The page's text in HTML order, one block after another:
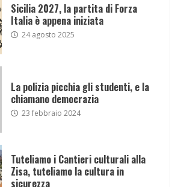
Sicilia 2027, la partita di Forza
Italia è appena iniziata
24 agosto 2025
La polizia picchia gli studenti, e la
chiamano democrazia
23 febbraio 2024
Tuteliamo i Cantieri culturali alla
Zisa, tuteliamo la cultura in
sicurezza